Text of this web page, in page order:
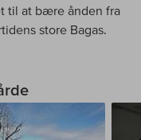
til at bære ånden fra
store Bagas.